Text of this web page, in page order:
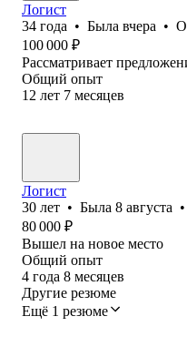
Логист
34 года • Была вчера •
100 000 ₽
Рассматривает
Общий опыт
12 лет 7 месяцев
Логист
30 лет • Была 8 августа •
80 000 ₽
Вышел на новое место
Общий опыт
4 года 8 месяцев
Другие резюме
Ещё 1 резюме